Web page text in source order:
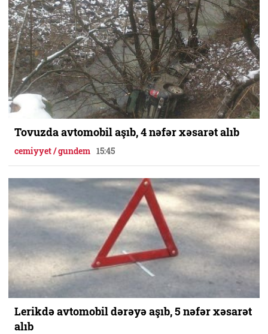
Tovuzda avtomobil aşıb, 4 nəfər xəsarət alıb
cemiyyet / gundem 15:45
Lerikdə avtomobil dərəyə aşıb, 5 nəfər xəsarət
alıb